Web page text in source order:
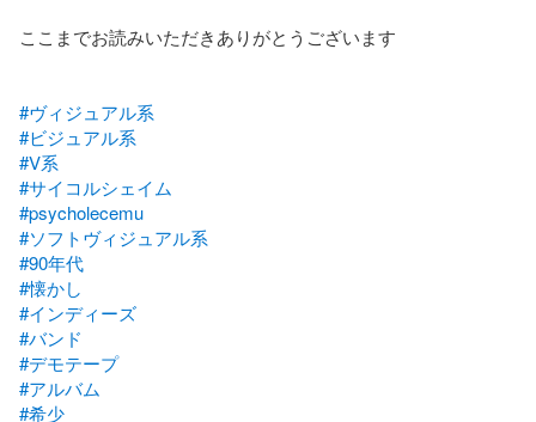
ここまでお読みいただきありがとうございます
#ヴィジュアル系
#ビジュアル系
#V系
#サイコルシェイム
#psycholecemu
#ソフトヴィジュアル系
#90年代
#懐かし
#インディーズ
#バンド
#デモテープ
#アルバム
#希少